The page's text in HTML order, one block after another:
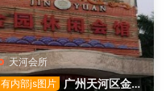
天河会所
有内部js图片 广州天河区金园